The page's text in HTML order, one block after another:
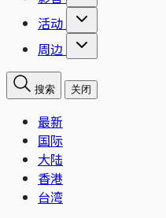
活动
周边
搜索 关闭
最新
国际
大陆
香港
台湾